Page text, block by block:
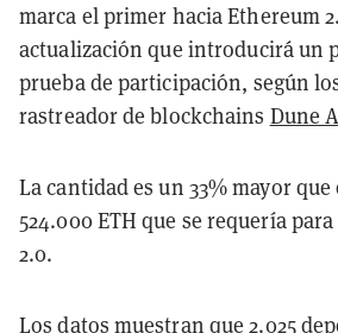
marca el primer hacia Ethereum
actualización que introducirá un
prueba de participación, según
rastreador de blockchains Dune
La cantidad es un 33% mayor
524.000 ETH que se requería
2.0.
Los datos muestran que 2.025